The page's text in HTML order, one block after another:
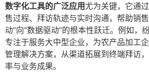
数字化工具的广泛应用尤为关键，它通
售过程、拜访轨迹与实时沟通，帮助销
动”向“数据驱动”的根本性跃迁。例如，
专注于服务大中型企业，为农产品加工
管理解决方案，从渠道拓展到终端拜访
率与业务成果。